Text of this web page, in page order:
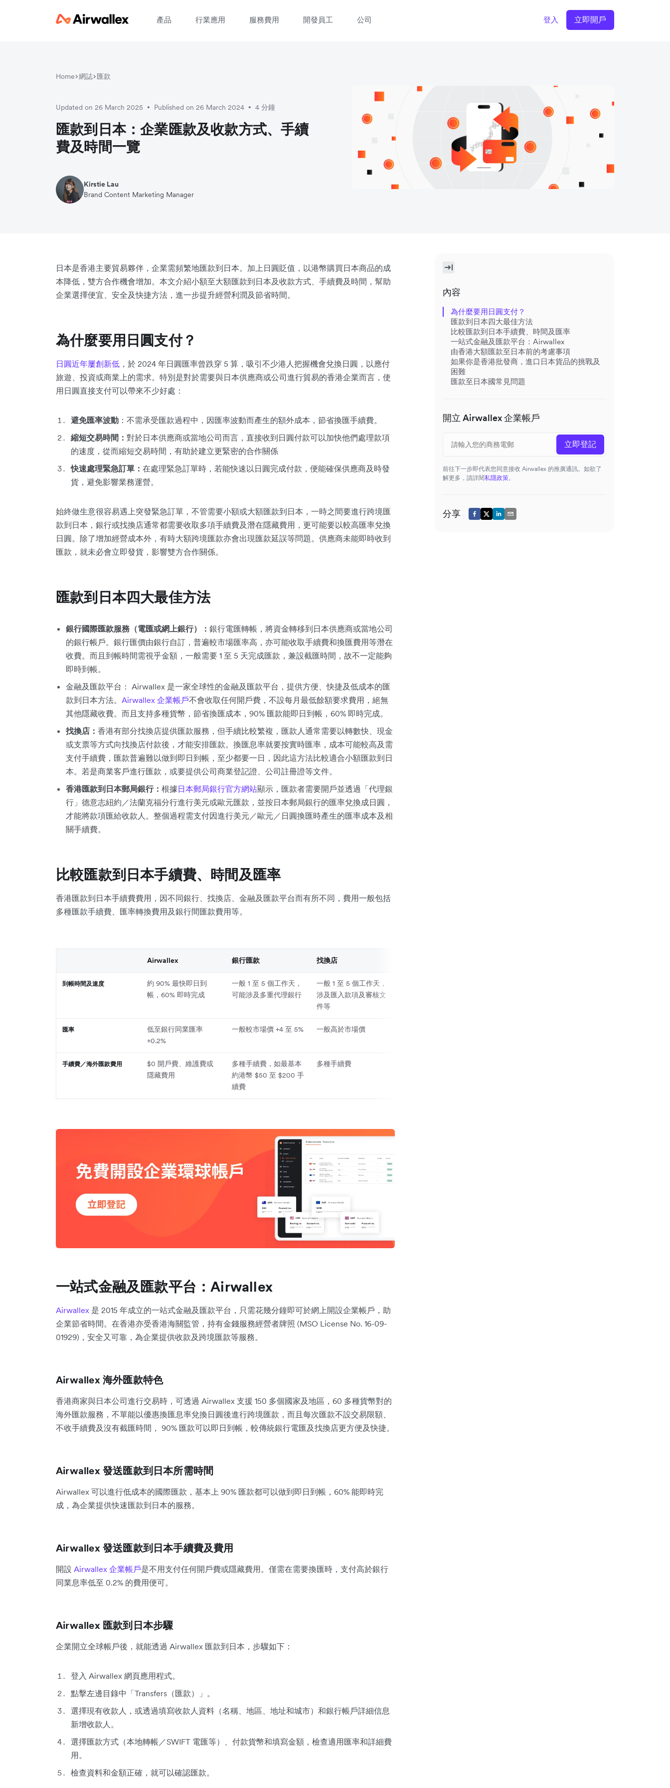
產品 行業應用 服務費用 開發員工 公司 登入 立即開戶
Home 網誌 匯款
Updated on 26 March 2025 • Published on 26 March 2024 • 4 分鐘
匯款到日本：企業匯款及收款方式、手續
費及時間一覽
Kirstie Lau
Brand Content Marketing Manager
日本是香港主要貿易夥伴，企業需頻繁地匯款到日本。加上日圓貶值，以港幣購買日本商品的成
本降低，雙方合作機會增加。本文介紹小額至大額匯款到日本及收款方式、手續費及時間，幫助
企業選擇便宜、安全及快捷方法，進一步提升經營利潤及節省時間。
為什麼要用日圓支付？
日圓近年屢創新低 ，於 2024 年日圓匯率曾跌穿 5 算，吸引不少港人把握機會兌換日圓，以應付
旅遊、投資或商業上的需求。特別是對於需要與日本供應商或公司進行貿易的香港企業而言，使
用日圓直接支付可以帶來不少好處：
避免匯率波動 ：不需承受匯款過程中，因匯率波動而產生的額外成本，節省換匯手續費。
縮短交易時間： 對於日本供應商或當地公司而言，直接收到日圓付款可以加快他們處理款項
的速度，從而縮短交易時間，有助於建立更緊密的合作關係
快速處理緊急訂單： 在處理緊急訂單時，若能快速以日圓完成付款，便能確保供應商及時發
貨，避免影響業務運營。
始終做生意很容易遇上突發緊急訂單，不管需要小額或大額匯款到日本，一時之間要進行跨境匯
款到日本，銀行或找換店通常都需要收取多項手續費及潛在隱藏費用，更可能要以較高匯率兌換
日圓。除了增加經營成本外，有時大額跨境匯款亦會出現匯款延誤等問題。供應商未能即時收到
匯款，就未必會立即發貨，影響雙方合作關係。
匯款到日本四大最佳方法
銀行國際匯款服務（電匯或網上銀行）： 銀行電匯轉帳，將資金轉移到日本供應商或當地公司
的銀行帳戶。銀行匯價由銀行自訂，普遍較市場匯率高，亦可能收取手續費和換匯費用等潛在
收費。而且到帳時間需視乎金額，一般需要 1 至 5 天完成匯款，兼設截匯時間，故不一定能夠
即時到帳。
金融及匯款平台： Airwallex 是一家全球性的金融及匯款平台，提供方便、快捷及低成本的匯
款到日本方法。 Airwallex 企業帳戶不會收取任何開戶費，不設每月最低餘額要求費用，絕無
其他隱藏收費。而且支持多種貨幣，節省換匯成本，90% 匯款能即日到帳，60% 即時完成。
找換店： 香港有部分找換店提供匯款服務，但手續比較繁複，匯款人通常需要以轉數快、現金
或支票等方式向找換店付款後，才能安排匯款。換匯息率就要按實時匯率，成本可能較高及需
支付手續費，匯款普遍難以做到即日到帳，至少都要一日，因此這方法比較適合小額匯款到日
本。若是商業客戶進行匯款，或要提供公司商業登記證、公司註冊證等文件。
香港匯款到日本郵局銀行： 根據日本郵局銀行官方網站顯示，匯款者需要開戶並透過「代理銀
行」德意志紐約／法蘭克福分行進行美元或歐元匯款，並按日本郵局銀行的匯率兌換成日圓，
才能將款項匯給收款人。整個過程需支付因進行美元／歐元／日圓換匯時產生的匯率成本及相
關手續費。
比較匯款到日本手續費、時間及匯率
香港匯款到日本手續費費用，因不同銀行、找換店、金融及匯款平台而有所不同，費用一般包括
多種匯款手續費、匯率轉換費用及銀行間匯款費用等。
Airwallex 銀行匯款 找換店
到帳時間及速度
約 90% 最快即日到
帳，60% 即時完成
一般 1 至 5 個工作天，
可能涉及多重代理銀行
一般 1 至 5 個工作天，
涉及匯入款項及審核文
件等
匯率
低至銀行同業匯率
+0.2%
一般較市場價 +4 至 5% 一般高於市場價
手續費／海外匯款費用
$0 開戶費、維護費或
隱藏費用
多種手續費，如最基本
約港幣 $50 至 $200 手
續費
多種手續費
一站式金融及匯款平台：Airwallex
Airwallex 是 2015 年成立的一站式金融及匯款平台，只需花幾分鐘即可於網上開設企業帳戶，助
企業節省時間。在香港亦受香港海關監管，持有金錢服務經營者牌照 (MSO License No. 16-09-
01929)，安全又可靠，為企業提供收款及跨境匯款等服務。
Airwallex 海外匯款特色
香港商家與日本公司進行交易時，可透過 Airwallex 支援 150 多個國家及地區，60 多種貨幣對的
海外匯款服務，不單能以優惠換匯息率兌換日圓後進行跨境匯款，而且每次匯款不設交易限額、
不收手續費及沒有截匯時間， 90% 匯款可以即日到帳，較傳統銀行電匯及找換店更方便及快捷。
Airwallex 發送匯款到日本所需時間
Airwallex 可以進行低成本的國際匯款，基本上 90% 匯款都可以做到即日到帳，60% 能即時完
成，為企業提供快速匯款到日本的服務。
Airwallex 發送匯款到日本手續費及費用
開設 Airwallex 企業帳戶是不用支付任何開戶費或隱藏費用。僅需在需要換匯時，支付高於銀行
同業息率低至 0.2% 的費用便可。
Airwallex 匯款到日本步驟
企業開立全球帳戶後，就能透過 Airwallex 匯款到日本，步驟如下：
登入 Airwallex 網頁應用程式。
點擊左邊目錄中「Transfers（匯款）」。
選擇現有收款人，或透過填寫收款人資料（名稱、地區、地址和城市）和銀行帳戶詳細信息
新增收款人。
選擇匯款方式（本地轉帳／SWIFT 電匯等）、付款貨幣和填寫金額，檢查適用匯率和詳細費
用。
檢查資料和金額正確，就可以確認匯款。
內容
為什麼要用日圓支付？
匯款到日本四大最佳方法
比較匯款到日本手續費、時間及匯率
一站式金融及匯款平台：Airwallex
由香港大額匯款至日本前的考慮事項
如果你是香港批發商，進口日本貨品的挑戰及
困難
匯款至日本國常見問題
開立 Airwallex 企業帳戶
立即登記
前往下一步即代表您同意接收 Airwallex 的推廣通訊。如欲了
解更多，請詳閱私隱政策。
分享